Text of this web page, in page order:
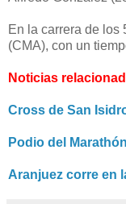
En la carrera de los
(CMA), con un
Noticias
Cross de San
Podio del
Aranjuez corre en